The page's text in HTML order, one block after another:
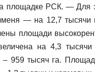
площадке РСК. — Для
— на 12,7 тысячи
площади
на 4,3
959 тысяч га.